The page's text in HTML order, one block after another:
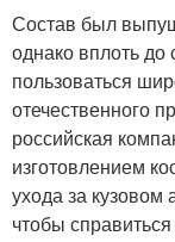
Состав был
однако вплоть
пользоваться
отечественного
российская
изготовлением
ухода за кузовом
чтобы